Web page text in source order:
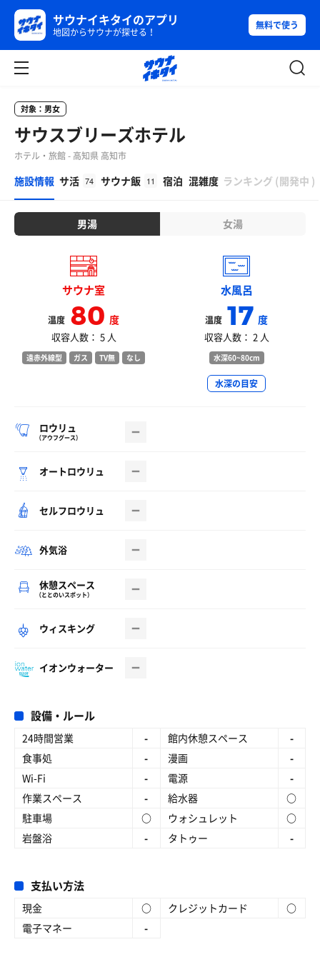
サウナイキタイのアプリ
地図からサウナが探せる！
無料で使う
対象：男女
サウスブリーズホテル
ホテル・旅館 - 高知県 高知市
施設情報 サ活 74 サウナ飯 11 宿泊 混雑度 ランキング (開発中 )
男湯 女湯
サウナ室
温度 80度
収容人数： 5 人
遠赤外線型 ガス TV無 なし
水風呂
温度 17度
収容人数： 2 人
水深60~80cm
水深の目安
ロウリュ
（アウフグース）
オートロウリュ
セルフロウリュ
外気浴
休憩スペース
（ととのいスポット）
ウィスキング
イオンウォーター
設備・ルール
24時間営業 - 館内休憩スペース
-
食事処
- 漫画
-
Wi-Fi
- 電源
-
作業スペース
- 給水器
○
駐車場
○ ウォシュレット
○
岩盤浴
- タトゥー -
支払い方法
現金 ○ クレジットカード
○
電子マネー
-